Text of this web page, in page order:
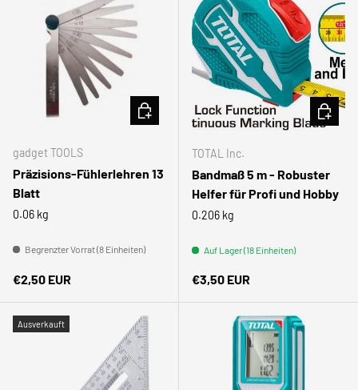
gadget TOOLS
Präzisions-Fühlerlehren 13
Blatt
0.06 kg
Begrenzter Vorrat (8 Einheiten)
Normaler Preis
€2,50 EUR
IN DEN WARENKORB
TOTAL Inc.
Bandmaß 5 m - Robuster
Helfer für Profi und Hobby
0.206 kg
Auf Lager (18 Einheiten)
Normaler Preis
€3,50 EUR
IN DEN
Ausverkauft